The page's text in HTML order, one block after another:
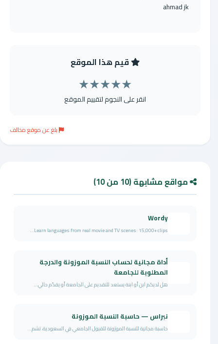
ahmad jk
قيم هذا الموقع
★
★
★
★
★
انقر على النجوم لتقييم الموقع
بلغ عن موقع مخالف
مواقع مشابهة (10 من 10)
Wordy
Learn languages from real movie and TV scenes: 15,000+ clips...
أداة مجانية لحساب النسبة الموزونة والدرجة
المطلوبة للجامعة
هل لديكم ابن أو ابنة يستعد للتقديم على الجامعة أو يقدّم حالي...
نبراس — حاسبة النسبة الموزونة
حاسبة مجانية للنسبة الموزونة للقبول الجامعي في السعودية، تشم...